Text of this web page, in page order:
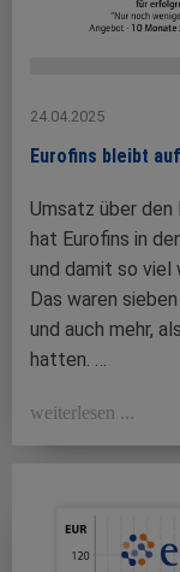
24.04.2025
Eurofins bleibt
Umsatz über den
hat Eurofins in
und damit so viel
Das waren
und auch mehr,
hatten. …
weiterlesen ...